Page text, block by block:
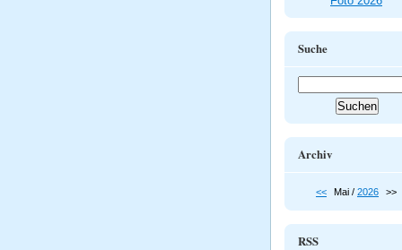
Suche
Archiv
<< Mai / 2026 >>
RSS